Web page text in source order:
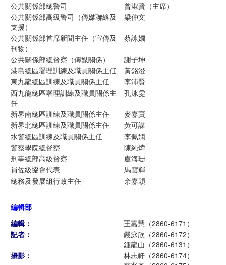
公共關係部總警司
曾淑賢（主席）
公共關係部高級警司（傳媒聯絡及
支援）
梁仲文
公共關係部首席新聞主任（宣傳及
刊物）
蔡詠嫺
公共關係部總督察（傳媒關係）
謝子坤
港島總區署理訓練及職員關係主任
黃銘澄
東九龍總區訓練及職員關係主任
李沛賢
西九龍總區署理訓練及職員關係主
任
孔泳雯
新界南總區訓練及職員關係主任
麥嘉寶
新界北總區訓練及職員關係主任
黃可謀
水警總區訓練及職員關係主任
李佩嫻
警察學院總督察
陳純煒
刑事總部高級督察
盧海珊
員佐級協會代表
馬雲輝
總務及發展組行政主任
余嘉穎
編輯部
編輯：
王嘉慧（2860-6171）
記者：
嚴泳欣（2860-6172）
鍾龍山（2860-6131）
攝影：
林志軒（2860-6174）